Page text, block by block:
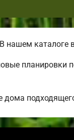
каталоге
планировки